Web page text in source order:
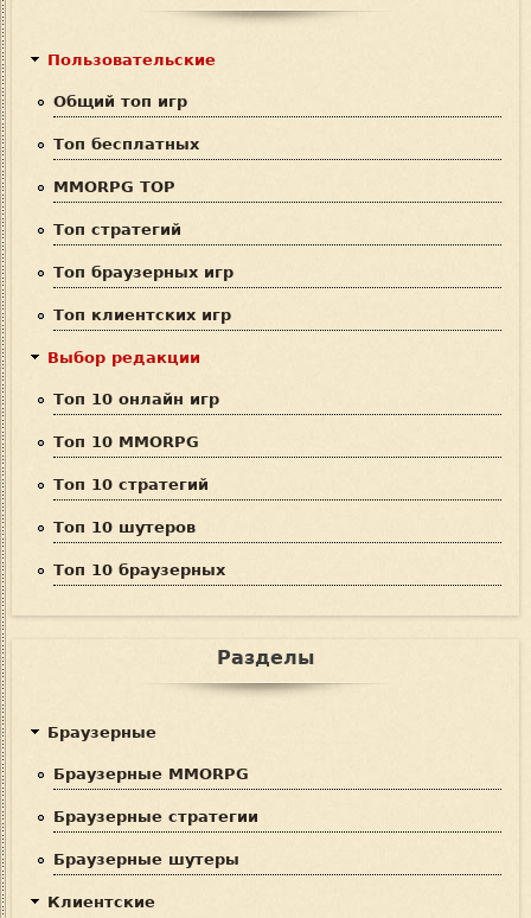
Пользовательские
Общий топ игр
Топ бесплатных
MMORPG TOP
Топ стратегий
Топ браузерных игр
Топ клиентских игр
Выбор редакции
Топ 10 онлайн игр
Топ 10 MMORPG
Топ 10 стратегий
Топ 10 шутеров
Топ 10 браузерных
Разделы
Браузерные
Браузерные MMORPG
Браузерные стратегии
Браузерные шутеры
Клиентские